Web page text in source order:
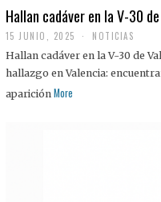
Hallan cadáver en la V-30
15 JUNIO, 2025 NOTICIAS
Hallan cadáver en la V-30 de
hallazgo en Valencia:
aparición More